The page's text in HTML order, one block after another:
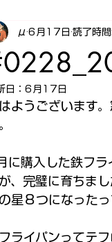
μ 6月17日 読了時
日： 6月17日
ようございます
に購入した鉄フラ
、完璧に育ちま
星８つになったっ
ライパンってテ